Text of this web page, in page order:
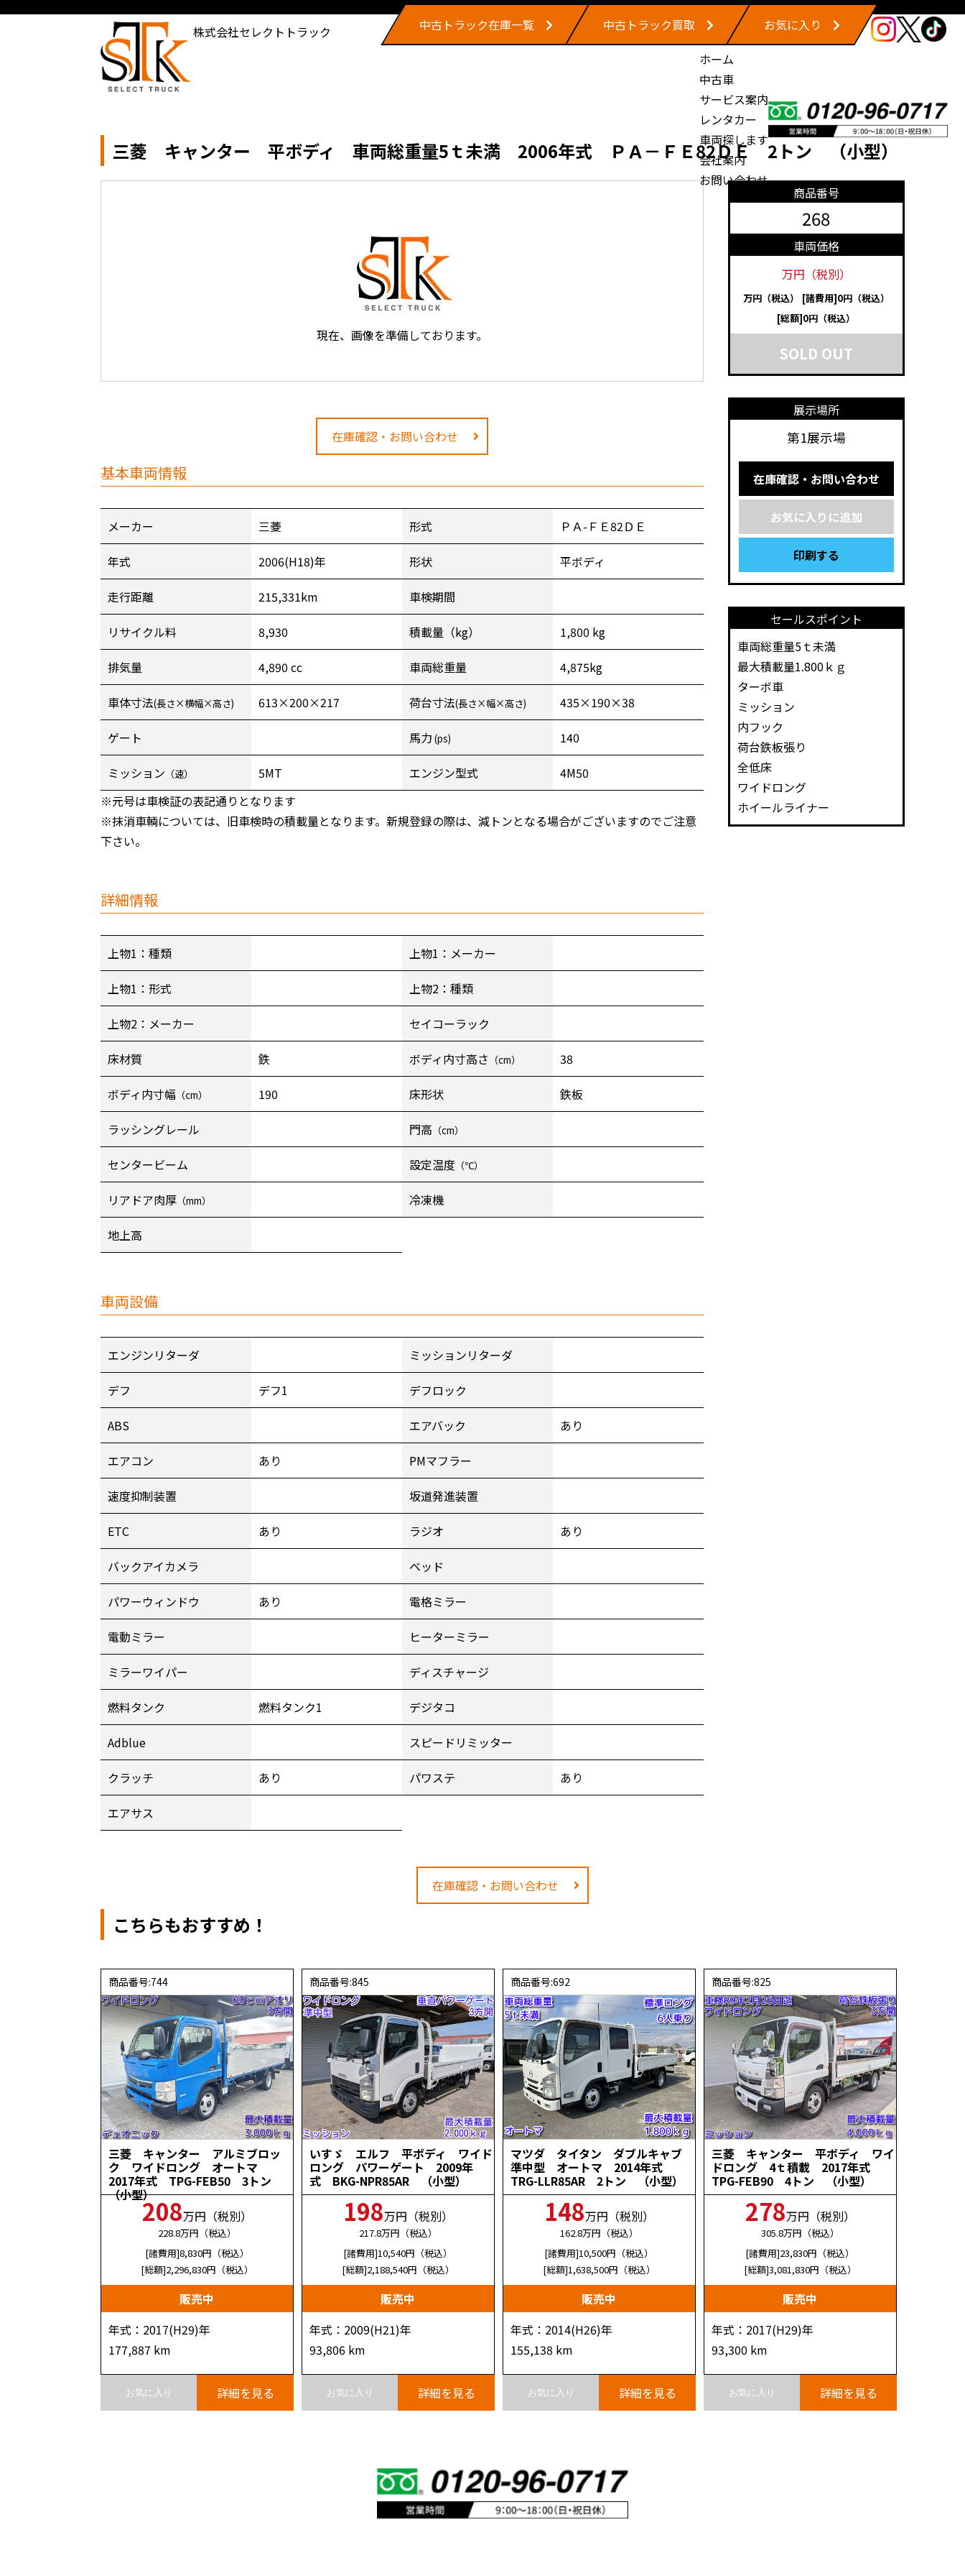
株式会社セレクトトラック 中古トラック在庫一覧 中古トラック買取
お気に入り
ホーム
中古車
サービス案内
レンタカー
車両探します
会社案内
お問い合わせ
三菱 キャンター 平ボディ 車両総重量5ｔ未満 2006年式 ＰＡ－ＦＥ82ＤＥ 2トン （小型）
現在、画像を準備しております。
在庫確認・お問い合わせ
基本車両情報
メーカー 三菱 形式 ＰＡ-ＦＥ82ＤＥ
年式 2006(H18)年 形状 平ボディ
走行距離 215,331km 車検期間
リサイクル料 8,930 積載量（kg） 1,800 kg
排気量 4,890 cc 車両総重量 4,875kg
車体寸法(長さ×横幅×高さ) 613×200×217 荷台寸法(長さ×幅×高さ) 435×190×38
ゲート 馬力 (ps) 140
ミッション （速） 5MT エンジン型式
4M50
※元号は車検証の表記通りとなります
※抹消車輌については、旧車検時の積載量となります。新規登録の際は、減トンとなる場合がございますのでご注意
下さい。
詳細情報
上物1：種類 上物1：メーカー
上物1：形式 上物2：種類
上物2：メーカー セイコーラック
床材質 鉄 ボディ内寸高さ （cm） 38
ボディ内寸幅 （cm） 190 床形状 鉄板
ラッシングレール 門高 （cm）
センタービーム 設定温度 （℃）
リアドア肉厚 （mm） 冷凍機
地上高
車両設備
エンジンリターダ ミッションリターダ
デフ デフ1 デフロック
ABS エアバック あり
エアコン あり PMマフラー
速度抑制装置 坂道発進装置
ETC あり ラジオ あり
バックアイカメラ ベッド
パワーウィンドウ あり 電格ミラー
電動ミラー ヒーターミラー
ミラーワイパー ディスチャージ
燃料タンク 燃料タンク1 デジタコ
Adblue スピードリミッター
クラッチ あり パワステ あり
エアサス
商品番号
268
車両価格
万円（税別）
万円（税込）
[諸費用]0円（税込）
[総額]0円（税込）
SOLD OUT
展示場所
第1展示場
在庫確認・お問い合わせ
お気に入りに追加
印刷する
セールスポイント
車両総重量5ｔ未満
最大積載量1.800ｋｇ
ターボ車
ミッション
内フック
荷台鉄板張り
全低床
ワイドロング
ホイールライナー
在庫確認・お問い合わせ
こちらもおすすめ！
商品番号:744
三菱 キャンター アルミブロッ
ク ワイドロング オートマ
2017年式 TPG-FEB50 3トン
（小型）208万円（税別）
228.8万円（税込）
[諸費用]8,830円（税込）
[総額]2,296,830円（税込）
販売中
年式：2017(H29)年
177,887 km
お気に入り 詳細を見る
商品番号:845
いすゞ エルフ 平ボディ ワイド
ロング パワーゲート 2009年
式 BKG-NPR85AR （小型）
198万円（税別）
217.8万円（税込）
[諸費用]10,540円（税込）
[総額]2,188,540円（税込）
販売中
年式：2009(H21)年
93,806 km
お気に入り 詳細を見る
商品番号:692
マツダ タイタン ダブルキャブ
準中型 オートマ 2014年式
TRG-LLR85AR 2トン （小型）
148万円（税別）
162.8万円（税込）
[諸費用]10,500円（税込）
[総額]1,638,500円（税込）
販売中
年式：2014(H26)年
155,138 km
お気に入り 詳細を見る
商品番号:825
三菱 キャンター 平ボディ ワイ
ドロング 4ｔ積載 2017年式
TPG-FEB90 4トン （小型）
278万円（税別）
305.8万円（税込）
[諸費用]23,830円（税込）
[総額]3,081,830円（税込）
販売中
年式：2017(H29)年
93,300 km
お気に入り 詳細を見る